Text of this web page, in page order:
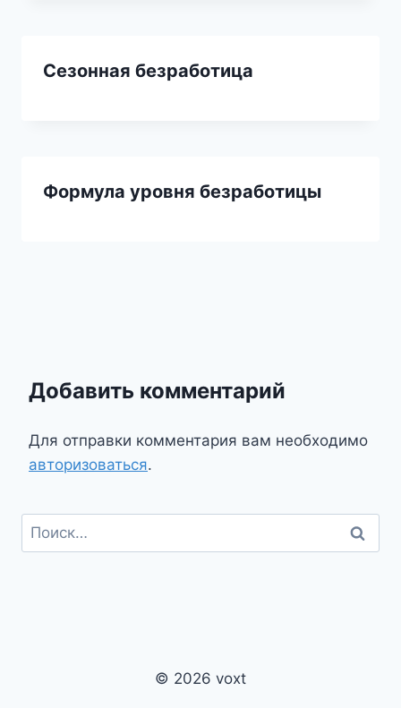
Сезонная безработица
Формула уровня безработицы
Добавить комментарий
Для отправки комментария вам необходимо
авторизоваться.
Найти:
© 2026 voxt